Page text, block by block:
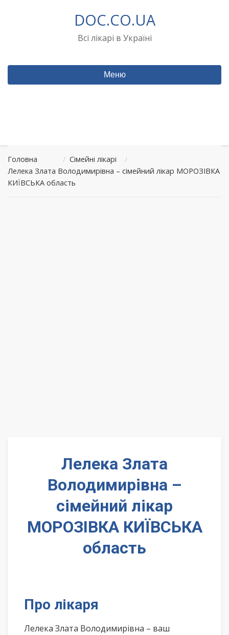
DOC.CO.UA
Всі лікарі в Україні
Меню
Головна / Сімейні лікарі
/
Лелека Злата Володимирівна – сімейний лікар МОРОЗІВКА
КИЇВСЬКА область
Лелека Злата
Володимирівна –
сімейний лікар
МОРОЗІВКА КИЇВСЬКА
область
Про лікаря
Лелека Злата Володимирівна – ваш